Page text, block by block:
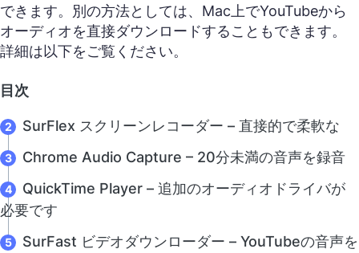
できます。別の方法としては、Mac上でYouTubeから
オーディオを直接ダウンロードすることもできます。
詳細は以下をご覧ください。
目次
SurFlex スクリーンレコーダー – 直接的で柔軟な
Chrome Audio Capture – 20分未満の音声を録音
QuickTime Player – 追加のオーディオドライバが
必要です
SurFast ビデオダウンローダー – YouTubeの音声を